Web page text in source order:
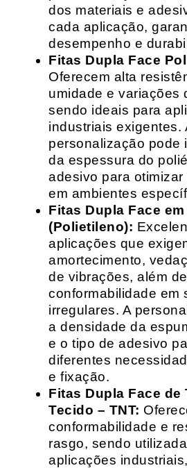
dos materiais e
cada aplicação,
desempenho e
Fitas Dupla Face
Oferecem alta
umidade e variações
sendo ideais para
industriais exigentes.
personalização pode
da espessura do
adesivo para otimizar
em ambientes
Fitas Dupla Face
(Polietileno):
aplicações que
amortecimento,
de vibrações, além
conformabilidade em
irregulares. A
a densidade da
e o tipo de adesivo
diferentes
e fixação.
Fitas Dupla Face de
Tecido – TNT:
conformabilidade e
rasgo, sendo
aplicações